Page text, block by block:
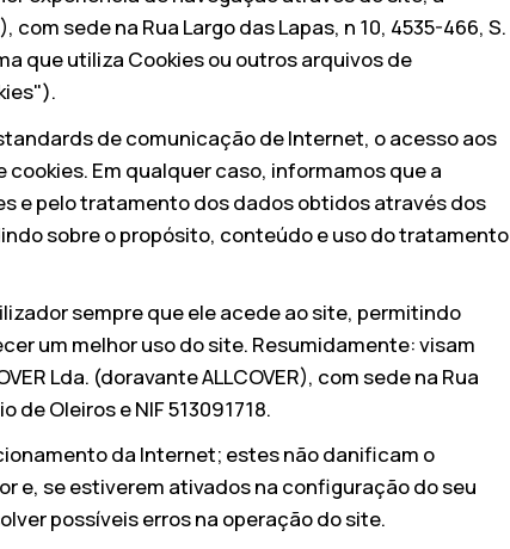
com sede na Rua Largo das Lapas, n 10, 4535-466, S.
que utiliza Cookies ou outros arquivos de
de comunicação de Internet, o acesso aos
Em qualquer caso, informamos que a
e pelo tratamento dos dados obtidos através dos
sobre o propósito, conteúdo e uso do tratamento
sempre que ele acede ao site, permitindo
um melhor uso do site. Resumidamente: visam
Lda. (doravante ALLCOVER), com sede na Rua
de Oleiros e NIF 513091718.
da Internet; estes não danificam o
e, se estiverem ativados na configuração do seu
possíveis erros na operação do site.